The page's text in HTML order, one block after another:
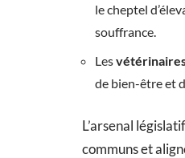
le cheptel
souffrance.
Les
de bien-être et
L’arsenal
communs et